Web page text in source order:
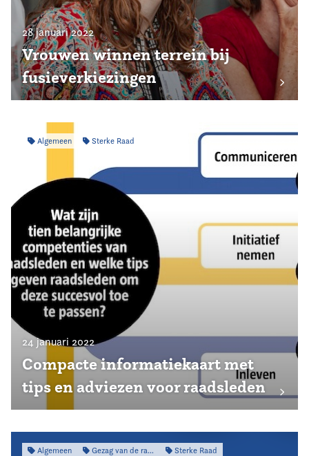
28 januari 2022
Vrouwen winnen terrein bij
fusieverkiezingen
Algemeen Sterke Raad
24 januari 2022
Compacte informatiekaart met
tips en adviezen voor raadsleden
Algemeen Gezag van de raad
Sterke Raad